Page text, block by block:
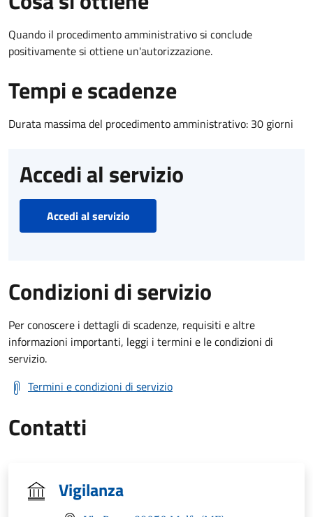
Quando il procedimento amministrativo si conclude
positivamente si ottiene un'autorizzazione.
Tempi e scadenze
Durata massima del procedimento amministrativo: 30 giorni
Accedi al servizio
Accedi al servizio
Condizioni di servizio
Per conoscere i dettagli di scadenze, requisiti e altre
informazioni importanti, leggi i termini e le condizioni di
servizio.
Termini e condizioni di servizio
Contatti
Vigilanza